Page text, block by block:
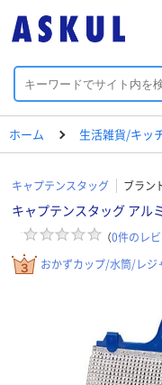
ホーム 生活雑貨/キッ
キャプテンスタッグ ブラン
キャプテンスタッグ アル
（0件のレ
おかずカップ/水筒/レジ